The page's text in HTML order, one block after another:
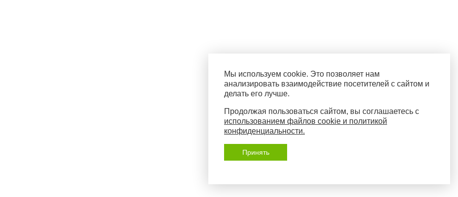
Мы используем cookie. Это позволяет нам
анализировать взаимодействие посетителей с сайтом и
делать его лучше.
Продолжая пользоваться сайтом, вы соглашаетесь с
использованием файлов cookie и политикой
конфиденциальности.
Принять